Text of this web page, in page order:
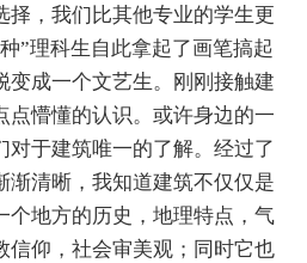
择，我们比其他专业的学生更
”理科生自此拿起了画笔搞起
变成一个文艺生。刚刚接触建
点懵懂的认识。或许身边的一
对于建筑唯一的了解。经过了
渐清晰，我知道建筑不仅仅是
个地方的历史，地理特点，气
信仰，社会审美观；同时它也